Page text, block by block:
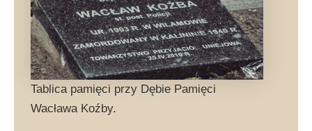
Tablica pamięci przy Dębie Pamięci
Wacława Koźby.